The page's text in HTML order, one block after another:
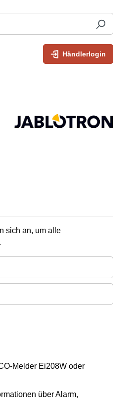
Händlerlogin
sich an, um alle
Melder Ei208W oder
über Alarm,